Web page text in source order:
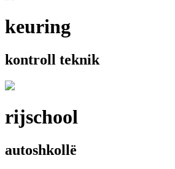
keuring
kontroll teknik
rijschool
autoshkollë